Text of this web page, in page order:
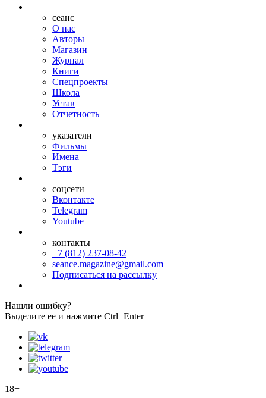
сеанс
О нас
Авторы
Магазин
Журнал
Книги
Спецпроекты
Школа
Устав
Отчетность
указатели
Фильмы
Имена
Тэги
соцсети
Вконтакте
Telegram
Youtube
контакты
+7 (812) 237-08-42
seance.magazine@gmail.com
Подписаться на рассылку
Нашли ошибку?
Выделите ее и нажмите Ctrl+Enter
18+